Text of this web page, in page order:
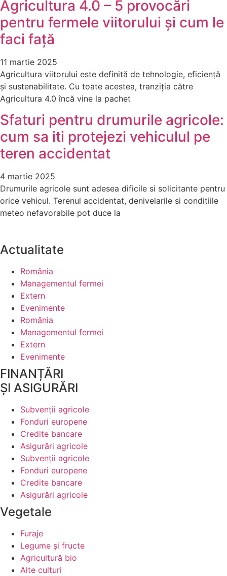
Agricultura 4.0 – 5 provocări
pentru fermele viitorului și cum le
faci față
11 martie 2025
Agricultura viitorului este definită de tehnologie, eficiență
și sustenabilitate. Cu toate acestea, tranziția către
Agricultura 4.0 încă vine la pachet
Sfaturi pentru drumurile agricole:
cum sa iti protejezi vehiculul pe
teren accidentat
4 martie 2025
Drumurile agricole sunt adesea dificile si solicitante pentru
orice vehicul. Terenul accidentat, denivelarile si conditiile
meteo nefavorabile pot duce la
Actualitate
România
Managementul fermei
Extern
Evenimente
România
Managementul fermei
Extern
Evenimente
FINANȚĂRI
ȘI ASIGURĂRI
Subvenții agricole
Fonduri europene
Credite bancare
Asigurări agricole
Subvenții agricole
Fonduri europene
Credite bancare
Asigurări agricole
Vegetale
Furaje
Legume şi fructe
Agricultură bio
Alte culturi